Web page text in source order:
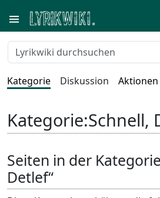
Kategorie Diskussion Aktionen
Kategorie:Schnell,
Seiten in der
Detlef“